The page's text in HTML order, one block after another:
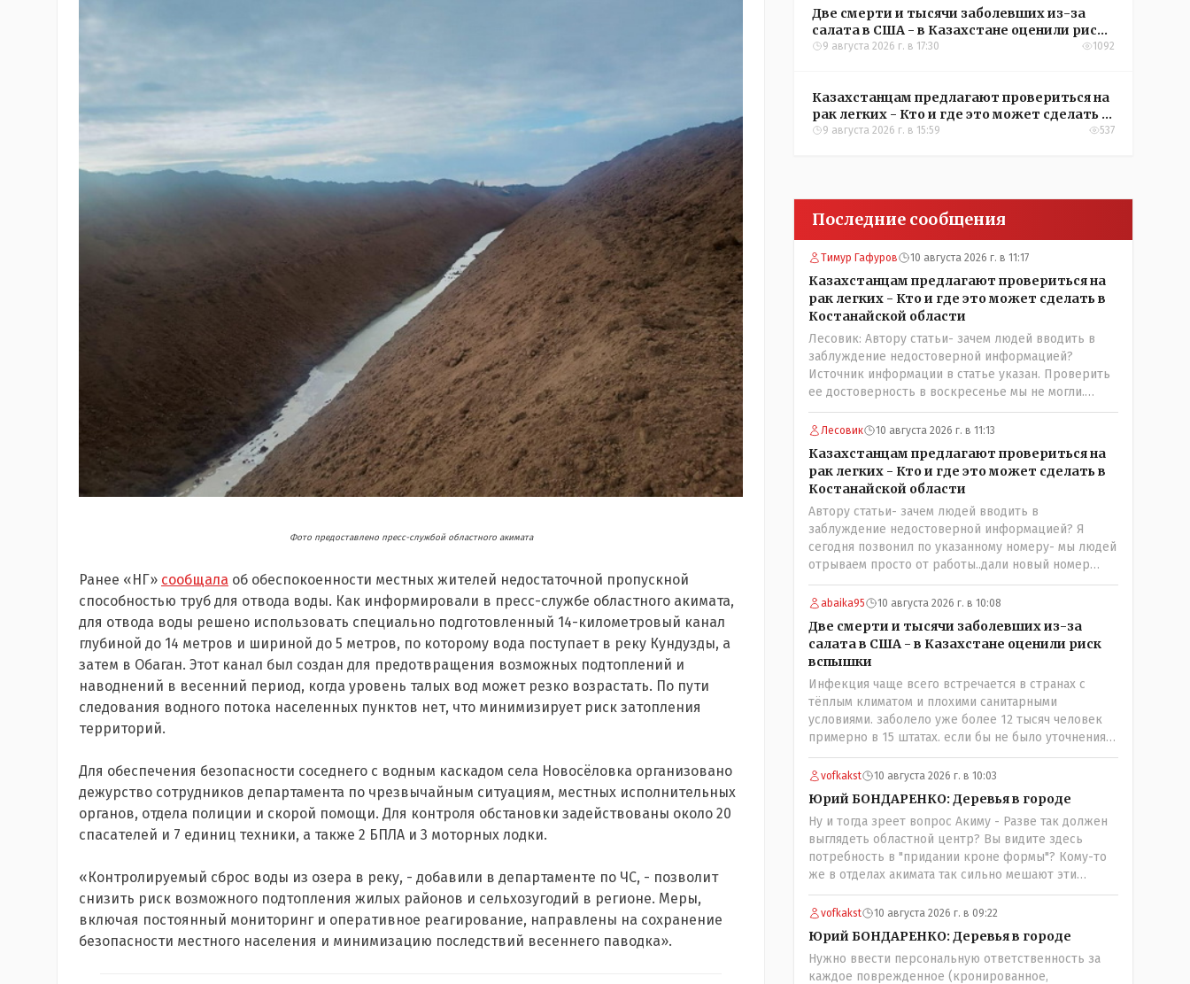
Фото предоставлено пресс-службой областного акимата
Ранее «НГ» сообщала об обеспокоенности местных жителей недостаточной пропускной
способностью труб для отвода воды. Как информировали в пресс-службе областного акимата,
для отвода воды решено использовать специально подготовленный 14-километровый канал
глубиной до 14 метров и шириной до 5 метров, по которому вода поступает в реку Кундузды, а
затем в Обаган. Этот канал был создан для предотвращения возможных подтоплений и
наводнений в весенний период, когда уровень талых вод может резко возрастать. По пути
следования водного потока населенных пунктов нет, что минимизирует риск затопления
территорий.
Для обеспечения безопасности соседнего с водным каскадом села Новосёловка организовано
дежурство сотрудников департамента по чрезвычайным ситуациям, местных исполнительных
органов, отдела полиции и скорой помощи. Для контроля обстановки задействованы около 20
спасателей и 7 единиц техники, а также 2 БПЛА и 3 моторных лодки.
«Контролируемый сброс воды из озера в реку, - добавили в департаменте по ЧС, - позволит
снизить риск возможного подтопления жилых районов и сельхозугодий в регионе. Меры,
включая постоянный мониторинг и оперативное реагирование, направлены на сохранение
безопасности местного населения и минимизацию последствий весеннего паводка».
Две смерти и тысячи заболевших из-за
салата в США - в Казахстане оценили риск
вспышки
9 августа 2026 г. в 17:30 1092
Казахстанцам предлагают провериться на
рак легких - Кто и где это может сделать в
Костанайской области
9 августа 2026 г. в 15:59 537
Последние сообщения
Тимур Гафуров 10 августа 2026 г. в 11:17
Казахстанцам предлагают провериться на
рак легких - Кто и где это может сделать в
Костанайской области
Лесовик: Автору статьи- зачем людей вводить в
заблуждение недостоверной информацией?
Источник информации в статье указан. Проверить
ее достоверность в воскресенье мы не могли.
Попробуем уточнить в управлении
здравоохранения
Лесовик 10 августа 2026 г. в 11:13
Казахстанцам предлагают провериться на
рак легких - Кто и где это может сделать в
Костанайской области
Автору статьи- зачем людей вводить в
заблуждение недостоверной информацией? Я
сегодня позвонил по указанному номеру- мы людей
отрываем просто от работы..дали новый номер
врача (которая делает это обследование и она
также не записывает. Записывают к ней на прием
только участковая медсестра, к которой и
необходимо обратиться! Короче гемор еще тот в
ограниченное время..
abaika95 10 августа 2026 г. в 10:08
Две смерти и тысячи заболевших из-за
салата в США - в Казахстане оценили риск
вспышки
Инфекция чаще всего встречается в странах с
тёплым климатом и плохими санитарными
условиями. заболело уже более 12 тысяч человек
примерно в 15 штатах. если бы не было уточнения
про какую страну речь можно было подумать про
штаты индии или бразилии))
vofkakst 10 августа 2026 г. в 10:03
Юрий БОНДАРЕНКО: Деревья в городе
Ну и тогда зреет вопрос Акиму - Разве так должен
выглядеть областной центр? Вы видите здесь
потребность в "придании кроне формы"? Кому-то
же в отделах акимата так сильно мешают эти
деревья. Наведите уже порядок! Приструните этих
лесорубов!
vofkakst 10 августа 2026 г. в 09:22
Юрий БОНДАРЕНКО: Деревья в городе
Нужно ввести персональную ответственность за
каждое поврежденное (кронированное,